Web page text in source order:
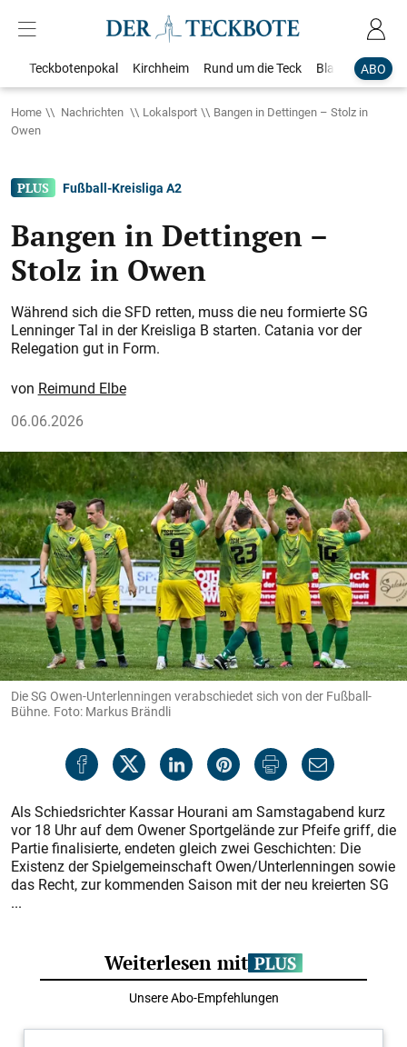
ABO
Teckbotenpokal Kirchheim Rund um die Teck Blaulicht
Home Nachrichten Lokalsport
Bangen in Dettingen – Stolz in
Owen
Fußball-Kreisliga A2
Bangen in Dettingen –
Stolz in Owen
Während sich die SFD retten, muss die neu formierte SG
Lenninger Tal in der Kreisliga B starten. Catania vor der
Relegation gut in Form.
Reimund Elbe
06.06.2026
Die SG Owen-Unterlenningen verabschiedet sich von der Fußball-
Bühne. Foto: Markus Brändli
Als Schiedsrichter Kassar Hourani am Samstagabend kurz
vor 18 Uhr auf dem Owener Sportgelände zur Pfeife griff, die
Partie finalisierte, endeten gleich zwei Geschichten: Die
Existenz der Spielgemeinschaft Owen/Unterlenningen sowie
das Recht, zur kommenden Saison mit der neu kreierten SG
...